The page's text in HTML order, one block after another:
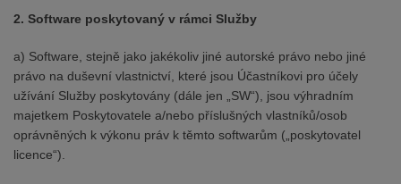
2. Software poskytovaný v rámci Služby
a) Software, stejně jako jakékoliv jiné autorské právo nebo jiné
právo na duševní vlastnictví, které jsou Účastníkovi pro účely
užívání Služby poskytovány (dále jen „SW“), jsou výhradním
majetkem Poskytovatele a/nebo příslušných vlastníků/osob
oprávněných k výkonu práv k těmto softwarům („poskytovatel
licence“).